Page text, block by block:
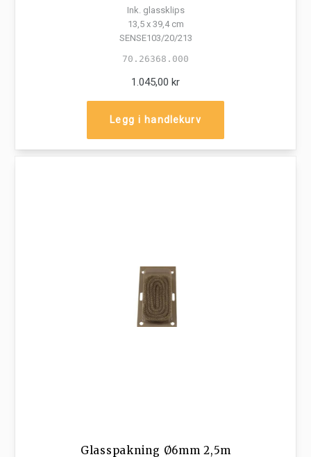
Ink. glassklips
13,5 x 39,4 cm
SENSE103/20/213
70.26368.000
1.045,00 kr
Legg i handlekurv
Glasspakning Ø6mm 2,5m